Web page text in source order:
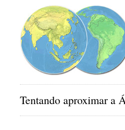
Tentando aproximar a